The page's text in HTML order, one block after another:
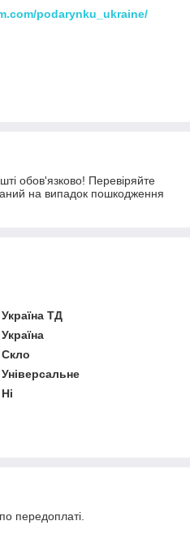
podarynku_ukraine/
обов'язково! Перевіряйте
на випадок пошкодження
Україна ТД
Україна
Скло
Універсальне
Ні
передоплаті.